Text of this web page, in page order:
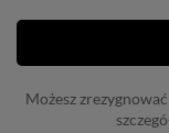
Możesz